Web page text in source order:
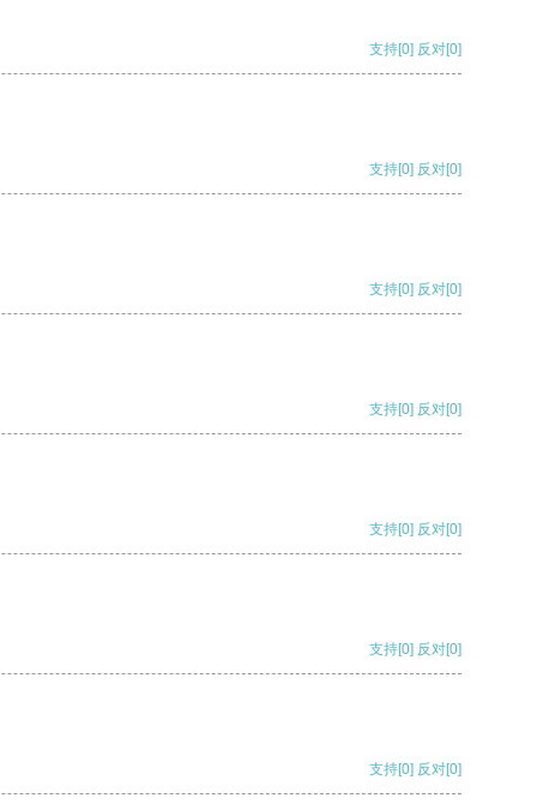
支持[0] 反对[0]
支持[0] 反对[0]
支持[0] 反对[0]
支持[0] 反对[0]
支持[0] 反对[0]
支持[0] 反对[0]
支持[0] 反对[0]